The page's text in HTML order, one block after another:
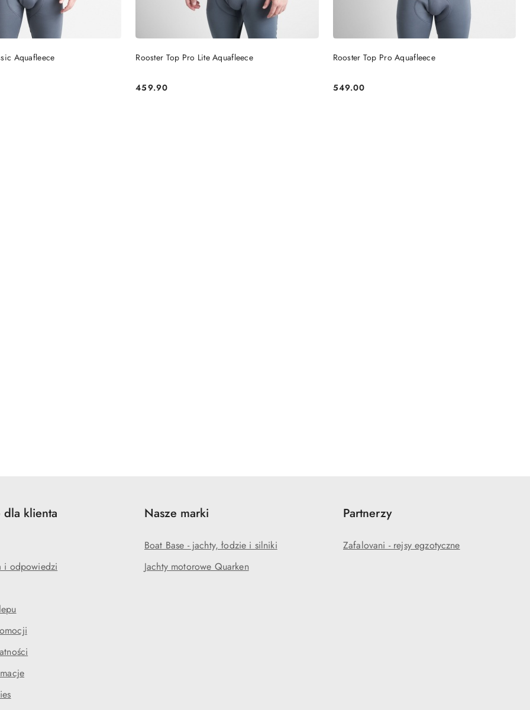
Aquafleece
DO KOSZYKA Rooster Top Pro Lite Aquafleece
Cena:
459.90
DO KOSZYKA Rooster Top Pro Aquafleece
Cena:
549.00
DO KOSZYKA
klienta
i odpowiedzi
Nasze marki
Boat Base - jachty, łodzie i silniki
Jachty motorowe Quarken
Partnerzy
Zafalovani - rejsy egzotyczne